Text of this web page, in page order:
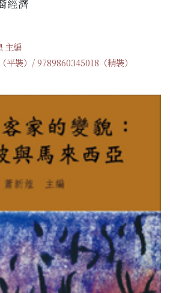
經濟
主編
裝）/ 9789860345018（精裝）